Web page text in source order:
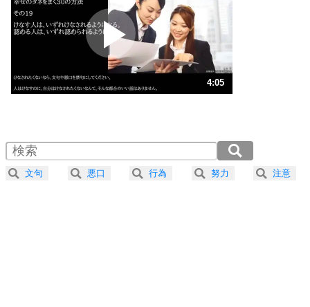
プラス思考
ポジティブになれない原因は、行動しないから。
ポジティブ思考になる30の方法
ストレス対策
人生、なんとかなるもの。
気楽に生きる30の方法
4 器の大きい人は、怒りを優しさで表現する。
プラス思考
4:05
2.0倍速 （480KB 2分2秒）
2.5倍速 （384KB 1分38秒）
3.0倍速 （320KB 1分21秒）
文句 悪口 行為 努力 注意